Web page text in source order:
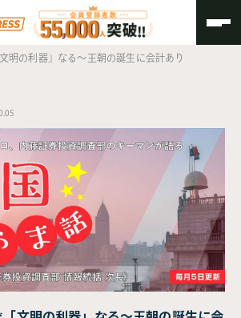
明の利器」なる～王朝の誕生に会計あり